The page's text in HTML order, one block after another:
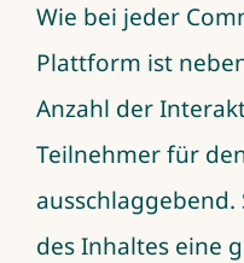
Wie bei jeder
Plattform ist
Anzahl der
Teilnehmer für
des Inhaltes eine